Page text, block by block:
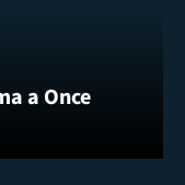
a Once